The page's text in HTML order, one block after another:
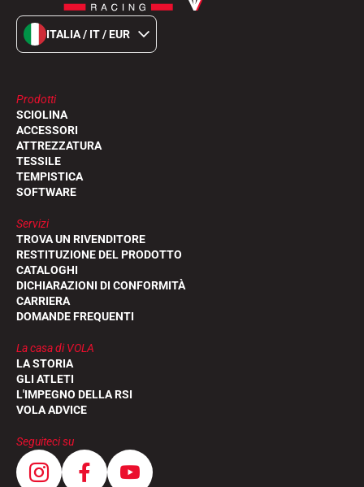
ITALIA / IT / EUR
Prodotti
SCIOLINA
ACCESSORI
ATTREZZATURA
TESSILE
TEMPISTICA
SOFTWARE
Servizi
TROVA UN RIVENDITORE
RESTITUZIONE DEL PRODOTTO
CATALOGHI
DICHIARAZIONI DI CONFORMITÀ
CARRIERA
DOMANDE FREQUENTI
La casa di VOLA
LA STORIA
GLI ATLETI
L'IMPEGNO DELLA RSI
VOLA ADVICE
Seguiteci su